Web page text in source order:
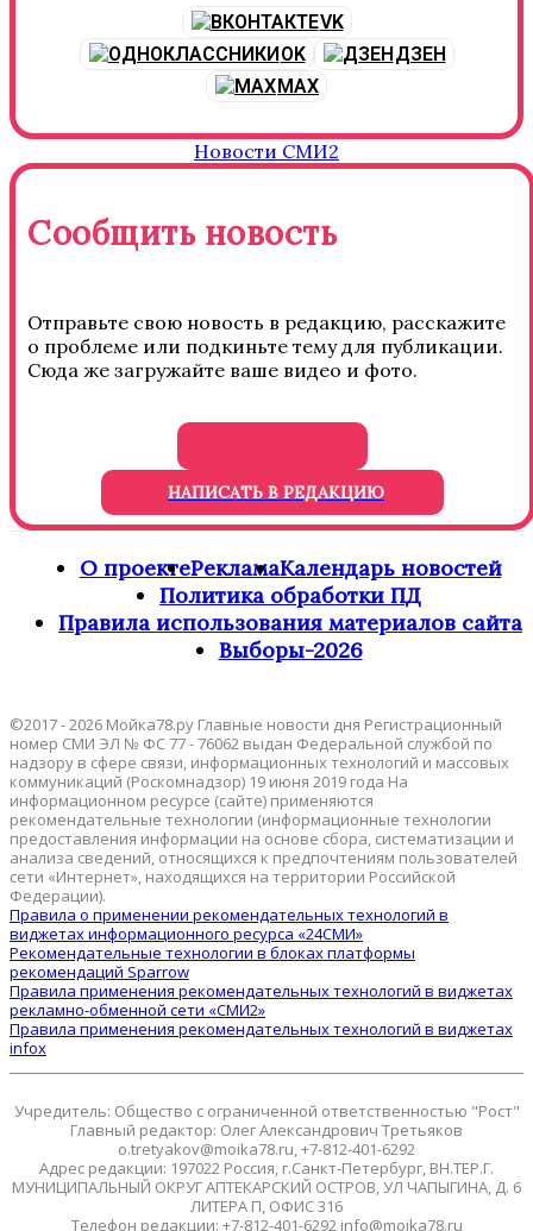
VK
OK
ДЗЕН
MAX
Новости СМИ2
Сообщить новость
Отправьте свою новость в редакцию, расскажите
о проблеме или подкиньте тему для публикации.
Сюда же загружайте ваше видео и фото.
НАПИСАТЬ В РЕДАКЦИЮ
О проектеРекламаКалендарь новостей
Политика обработки ПД
Правила использования материалов сайта
Выборы-2026
©2017 - 2026 Мойка78.ру Главные новости дня Регистрационный
номер СМИ ЭЛ № ФС 77 - 76062 выдан Федеральной службой по
надзору в сфере связи, информационных технологий и массовых
коммуникаций (Роскомнадзор) 19 июня 2019 года На
информационном ресурсе (сайте) применяются
рекомендательные технологии (информационные технологии
предоставления информации на основе сбора, систематизации и
анализа сведений, относящихся к предпочтениям пользователей
сети «Интернет», находящихся на территории Российской
Федерации).
Правила о применении рекомендательных технологий в
виджетах информационного ресурса «24СМИ»
Рекомендательные технологии в блоках платформы
рекомендаций Sparrow
Правила применения рекомендательных технологий в виджетах
рекламно-обменной сети «СМИ2»
Правила применения рекомендательных технологий в виджетах
infox
Учредитель: Общество с ограниченной ответственностью "Рост"
Главный редактор: Олег Александрович Третьяков
o.tretyakov@moika78.ru, +7-812-401-6292
Адрес редакции: 197022 Россия, г.Санкт-Петербург, ВН.ТЕР.Г.
МУНИЦИПАЛЬНЫЙ ОКРУГ АПТЕКАРСКИЙ ОСТРОВ, УЛ ЧАПЫГИНА, Д. 6
ЛИТЕРА П, ОФИС 316
Телефон редакции: +7-812-401-6292 info@moika78.ru